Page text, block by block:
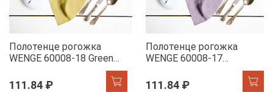
Полотенце рогожка
WENGE 60008-18 Green
111.84 ₽
Полотенце рогожка
WENGE 60008-17
111.84 ₽